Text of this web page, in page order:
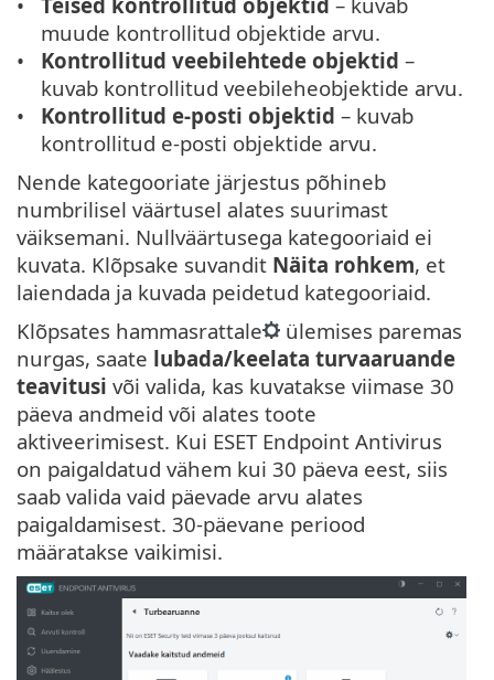
muude kontrollitud objektide arvu.
Kontrollitud veebilehtede objektid –
kuvab kontrollitud veebileheobjektide arvu.
Kontrollitud e-posti objektid – kuvab
kontrollitud e-posti objektide arvu.
Nende kategooriate järjestus põhineb
numbrilisel väärtusel alates suurimast
väiksemani. Nullväärtusega kategooriaid ei
kuvata. Klõpsake suvandit Näita rohkem, et
laiendada ja kuvada peidetud kategooriaid.
Klõpsates hammasrattale
ülemises paremas
nurgas, saate lubada/keelata turvaaruande
teavitusi või valida, kas kuvatakse viimase 30
päeva andmeid või alates toote
aktiveerimisest. Kui ESET Endpoint Antivirus
on paigaldatud vähem kui 30 päeva eest, siis
saab valida vaid päevade arvu alates
paigaldamisest. 30-päevane periood
määratakse vaikimisi.